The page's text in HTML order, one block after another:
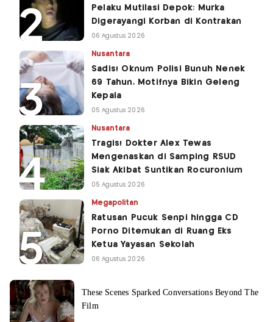
Pelaku Mutilasi Depok: Murka
Digerayangi Korban di Kontrakan
06 Agustus 2026
Nusantara
Sadis! Oknum Polisi Bunuh Nenek
69 Tahun, Motifnya Bikin Geleng
Kepala
05 Agustus 2026
Nusantara
Tragis! Dokter Alex Tewas
Mengenaskan di Samping RSUD
Siak Akibat Suntikan Rocuronium
05 Agustus 2026
Megapolitan
Ratusan Pucuk Senpi hingga CD
Porno Ditemukan di Ruang Eks
Ketua Yayasan Sekolah
06 Agustus 2026